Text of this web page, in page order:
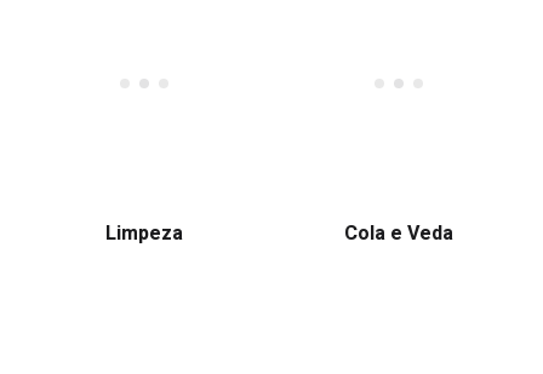
Limpeza Cola e Veda